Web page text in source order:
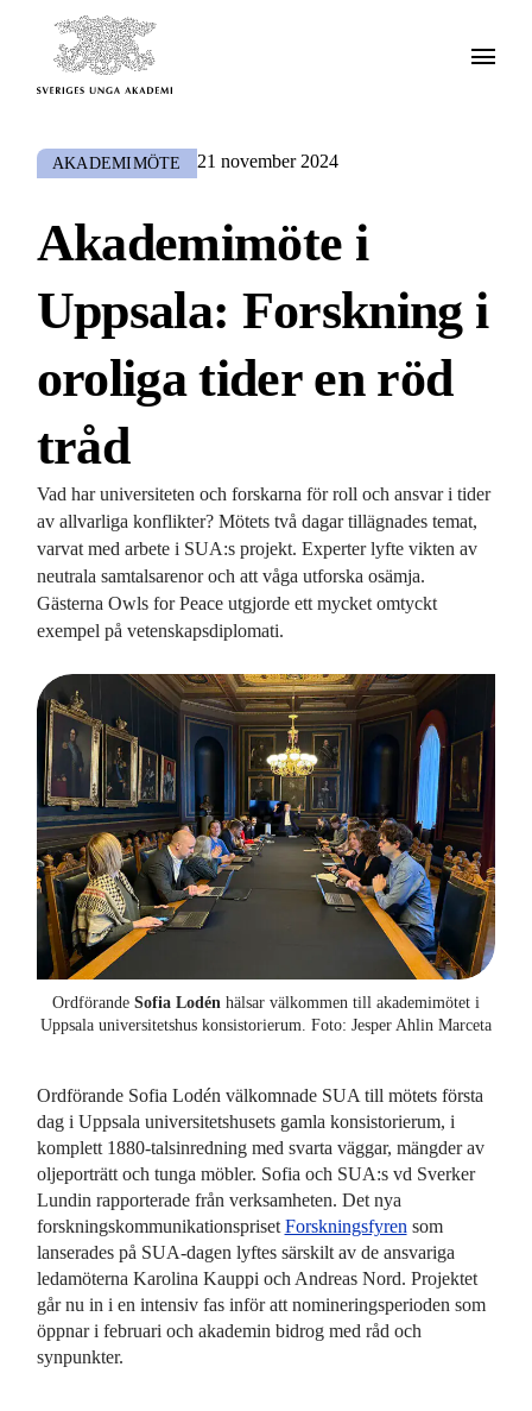
AKADEMIMÖTE 21 november 2024
Akademimöte i
Uppsala: Forskning i
oroliga tider en röd
tråd
Vad har universiteten och forskarna för roll och ansvar i tider
av allvarliga konflikter? Mötets två dagar tillägnades temat,
varvat med arbete i SUA:s projekt. Experter lyfte vikten av
neutrala samtalsarenor och att våga utforska osämja.
Gästerna Owls for Peace utgjorde ett mycket omtyckt
exempel på vetenskapsdiplomati.
Ordförande Sofia Lodén hälsar välkommen till akademimötet i
Uppsala universitetshus konsistorierum. Foto: Jesper Ahlin Marceta
Ordförande Sofia Lodén välkomnade SUA till mötets första
dag i Uppsala universitetshusets gamla konsistorierum, i
komplett 1880-talsinredning med svarta väggar, mängder av
oljeporträtt och tunga möbler. Sofia och SUA:s vd Sverker
Lundin rapporterade från verksamheten. Det nya
forskningskommunikationspriset Forskningsfyren som
lanserades på SUA-dagen lyftes särskilt av de ansvariga
ledamöterna Karolina Kauppi och Andreas Nord. Projektet
går nu in i en intensiv fas inför att nomineringsperioden som
öppnar i februari och akademin bidrog med råd och
synpunkter.